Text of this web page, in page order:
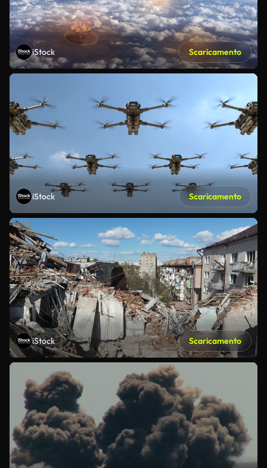
iStock Scaricamento
iStock Scaricamento
iStock Scaricamento